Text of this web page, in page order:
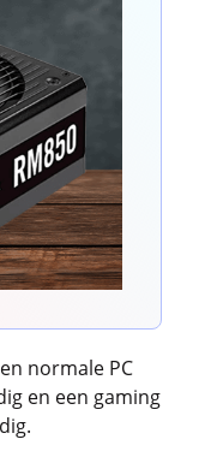
normale PC
en een gaming